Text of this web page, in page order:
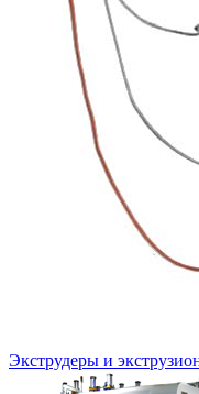
Экструдеры и